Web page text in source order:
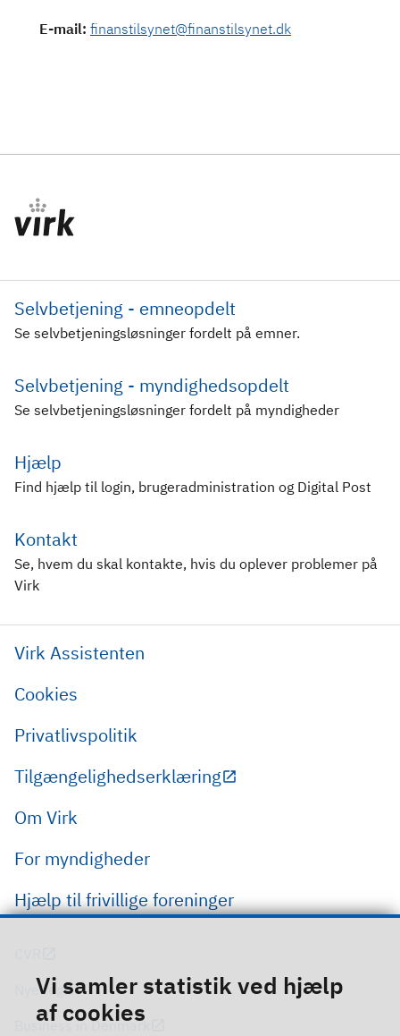
Vi samler statistik ved hjælp
af cookies
E-mail: finanstilsynet@finanstilsynet.dk
Selvbetjening - emneopdelt
Se selvbetjeningsløsninger fordelt på emner.
Selvbetjening - myndighedsopdelt
Se selvbetjeningsløsninger fordelt på myndigheder
Hjælp
Find hjælp til login, brugeradministration og Digital Post
Kontakt
Se, hvem du skal kontakte, hvis du oplever problemer på
Virk
Virk Assistenten
Cookies
Privatlivspolitik
Tilgængelighedserklæring
Om Virk
For myndigheder
Hjælp til frivillige foreninger
Nye regler
Business in Denmark